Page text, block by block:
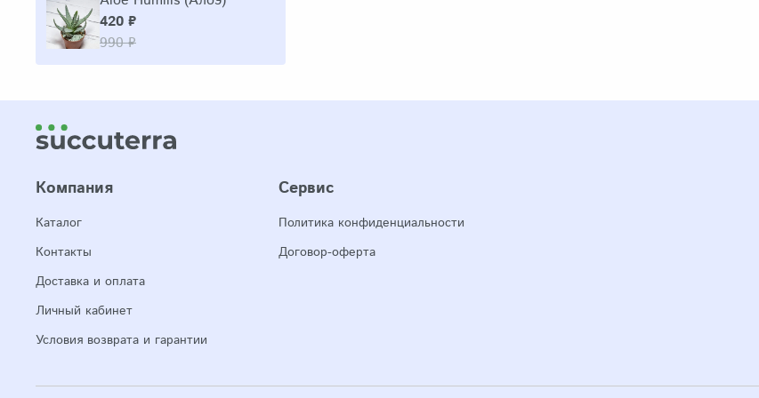
420 ₽
990 ₽
Компания
Каталог
Контакты
Доставка и оплата
Личный кабинет
Условия возврата и гарантии
Сервис
Политика конфиденциальности
Договор-оферта